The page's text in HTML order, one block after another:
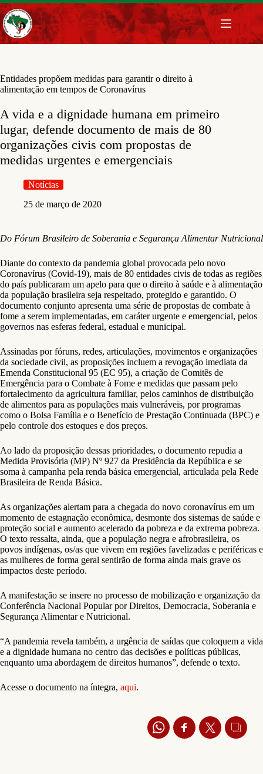
Pular
para
o
conteúdo
Entidades propõem medidas para garantir o direito à
alimentação em tempos de Coronavírus
A vida e a dignidade humana em primeiro
lugar, defende documento de mais de 80
organizações civis com propostas de
medidas urgentes e emergenciais
Notícias
25 de março de 2020
Do Fórum Brasileiro de Soberania e Segurança Alimentar Nutricional
Diante do contexto da pandemia global provocada pelo novo
Coronavírus (Covid-19), mais de 80 entidades civis de todas as regiões
do país publicaram um apelo para que o direito à saúde e à alimentação
da população brasileira seja respeitado, protegido e garantido. O
documento conjunto apresenta uma série de propostas de combate à
fome a serem implementadas, em caráter urgente e emergencial, pelos
governos nas esferas federal, estadual e municipal.
Assinadas por fóruns, redes, articulações, movimentos e organizações
da sociedade civil, as proposições incluem a revogação imediata da
Emenda Constitucional 95 (EC 95), a criação de Comitês de
Emergência para o Combate à Fome e medidas que passam pelo
fortalecimento da agricultura familiar, pelos caminhos de distribuição
de alimentos para as populações mais vulneráveis, por programas
como o Bolsa Família e o Benefício de Prestação Continuada (BPC) e
pelo controle dos estoques e dos preços.
Ao lado da proposição dessas prioridades, o documento repudia a
Medida Provisória (MP) Nº 927 da Presidência da República e se
soma à campanha pela renda básica emergencial, articulada pela Rede
Brasileira de Renda Básica.
As organizações alertam para a chegada do novo coronavírus em um
momento de estagnação econômica, desmonte dos sistemas de saúde e
proteção social e aumento acelerado da pobreza e da extrema pobreza.
O texto ressalta, ainda, que a população negra e afrobrasileira, os
povos indígenas, os/as que vivem em regiões favelizadas e periféricas e
as mulheres de forma geral sentirão de forma ainda mais grave os
impactos deste período.
A manifestação se insere no processo de mobilização e organização da
Conferência Nacional Popular por Direitos, Democracia, Soberania e
Segurança Alimentar e Nutricional.
“A pandemia revela também, a urgência de saídas que coloquem a vida
e a dignidade humana no centro das decisões e políticas públicas,
enquanto uma abordagem de direitos humanos”, defende o texto.
Acesse o documento na íntegra, aqui.